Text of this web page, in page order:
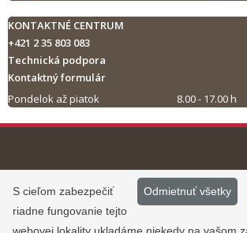
KONTAKTNÉ CENTRUM
+421 2 35 803 083
Technická podpora
Kontaktný formulár
Pondelok až piatok
8.00 - 17.00 h
Tlač obsahu
©2013 - 2026, Slovensko.sk
Informácie zverejnené na portáli
majú informatívny charakter.
Odmietnuť všetky
S cieľom zabezpečiť
riadne fungovanie tejto